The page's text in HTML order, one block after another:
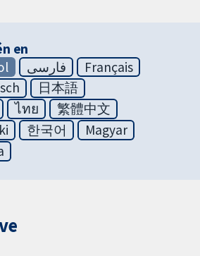
en
فارسی
Français
日本語
ไทย
繁體中文
한국어
Magyar